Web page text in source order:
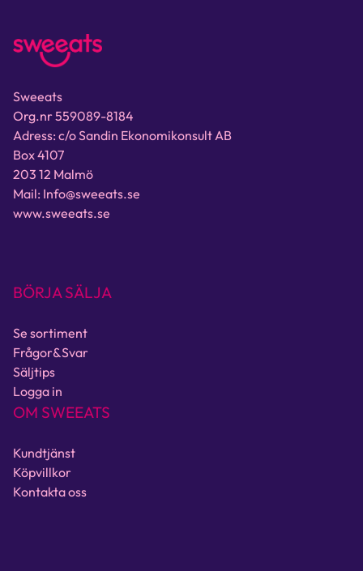
Sweeats
Org.nr 559089-8184
Adress: c/o Sandin Ekonomikonsult AB
Box 4107
203 12 Malmö
Mail: Info@sweeats.se
www.sweeats.se
BÖRJA SÄLJA
Se sortiment
Frågor&Svar
Säljtips
Logga in
OM SWEEATS
Kundtjänst
Köpvillkor
Kontakta oss